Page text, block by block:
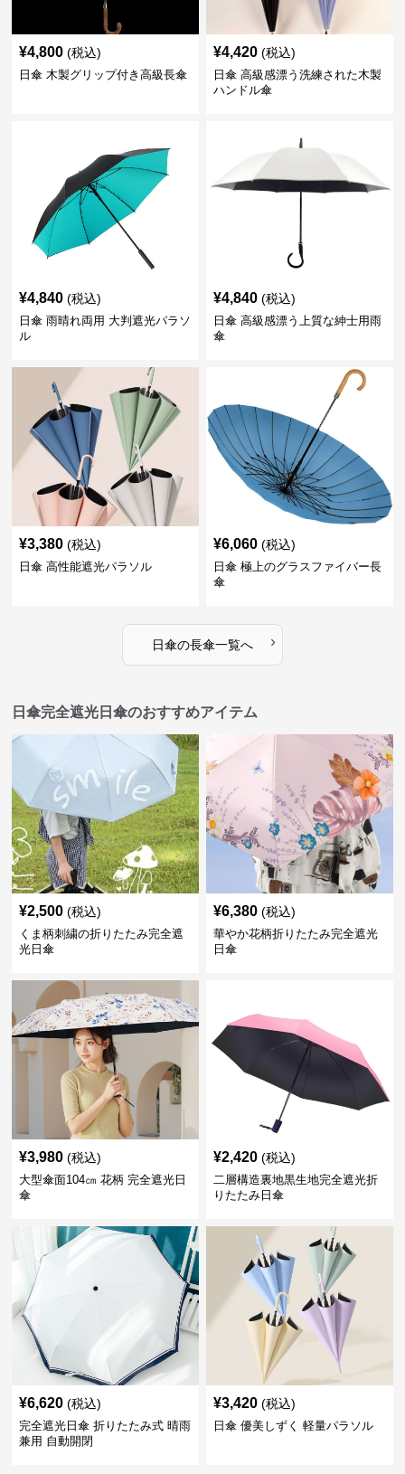
¥4,800 (税込)
日傘 木製グリップ付き高級長傘
¥4,420 (税込)
日傘 高級感漂う洗練された木製
ハンドル傘
¥4,840 (税込)
日傘 雨晴れ両用 大判遮光パラソ
ル
¥4,840 (税込)
日傘 高級感漂う上質な紳士用雨
傘
¥3,380 (税込)
日傘 高性能遮光パラソル
¥6,060 (税込)
日傘 極上のグラスファイバー長
傘
日傘の長傘一覧へ ›
日傘完全遮光日傘のおすすめアイテム
¥2,500 (税込)
くま柄刺繍の折りたたみ完全遮
光日傘
¥6,380 (税込)
華やか花柄折りたたみ完全遮光
日傘
¥3,980 (税込)
大型傘面104㎝ 花柄 完全遮光日
傘
¥2,420 (税込)
二層構造裏地黒生地完全遮光折
りたたみ日傘
¥6,620 (税込)
完全遮光日傘 折りたたみ式 晴雨
兼用 自動開閉
¥3,420 (税込)
日傘 優美しずく 軽量パラソル